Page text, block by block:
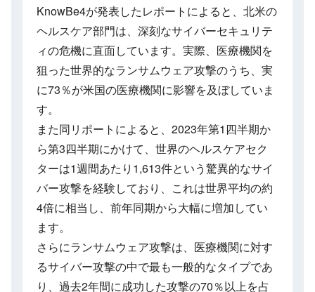
KnowBe4が発表したレポートによると、北米の
ヘルスケア部門は、深刻なサイバーセキュリテ
ィの危機に直面しています。実際、医療機関を
狙った世界的なランサムウェア攻撃のうち、実
に73％が米国の医療機関に影響を及ぼしていま
す。
また同リポートによると、2023年第1四半期か
ら第3四半期にかけて、世界のヘルスケアセク
ターは1週間あたり1,613件という驚異的なサイ
バー攻撃を経験しており、これは世界平均の約
4倍に相当し、前年同期から大幅に増加してい
ます。
さらにランサムウェア攻撃は、医療機関に対す
るサイバー攻撃の中で最も一般的なタイプであ
り、過去2年間に成功した攻撃の70％以上を占